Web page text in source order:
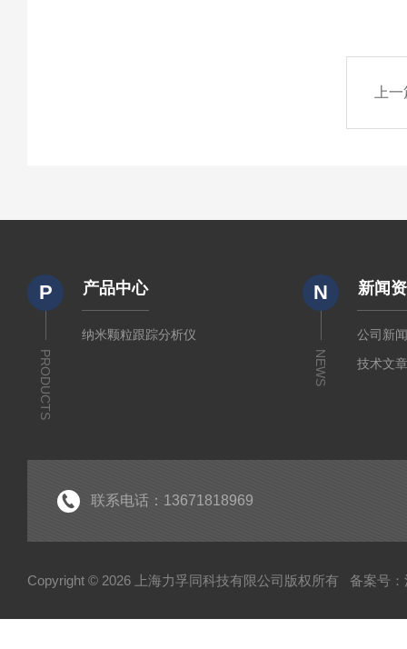
上
P
PRODUCTS
产品中心
纳米颗粒跟踪分析仪
N
NEWS
新闻
公司新
技术文
联系电话：13671818969
Copyright © 2026 上海力孚同科技有限公司版权所有 备案号：